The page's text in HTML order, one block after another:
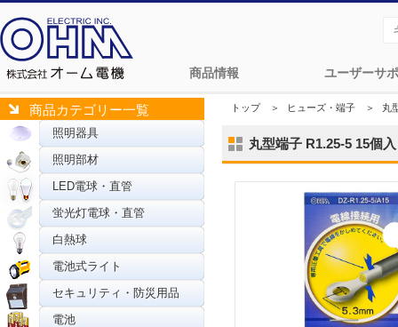
商品情報 ユーザーサ
商品カテゴリー一覧
照明器具
照明部材
LED電球・直管
蛍光灯電球・直管
白熱球
電池式ライト
セキュリティ・防災用品
電池
トップ＞ ヒューズ・端子 ＞ 丸
丸型端子 R1.25-5 15個